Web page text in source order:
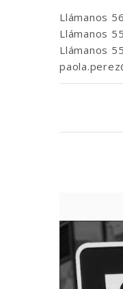
Llámanos
Llámanos
Llámanos